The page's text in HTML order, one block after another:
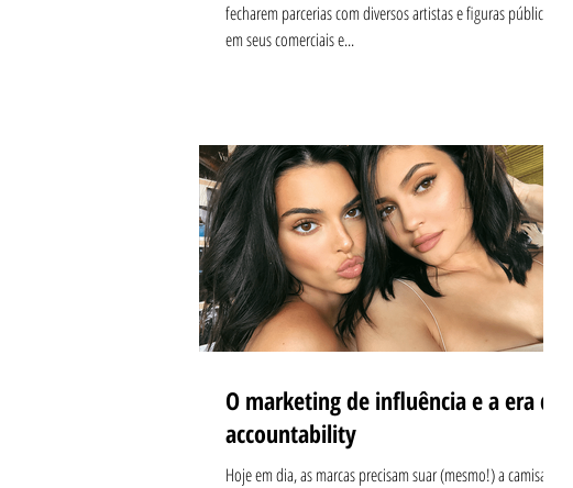
fecharem parcerias com diversos artistas e figuras públicas
em seus comerciais e...
O marketing de influência e a era da
accountability
Hoje em dia, as marcas precisam suar (mesmo!) a camisa